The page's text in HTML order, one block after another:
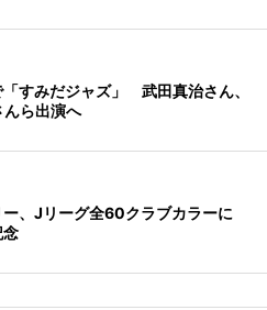
すみだジャズ」 武田真治さん、
ら出演へ
ー、Jリーグ全60クラブカラーに
念